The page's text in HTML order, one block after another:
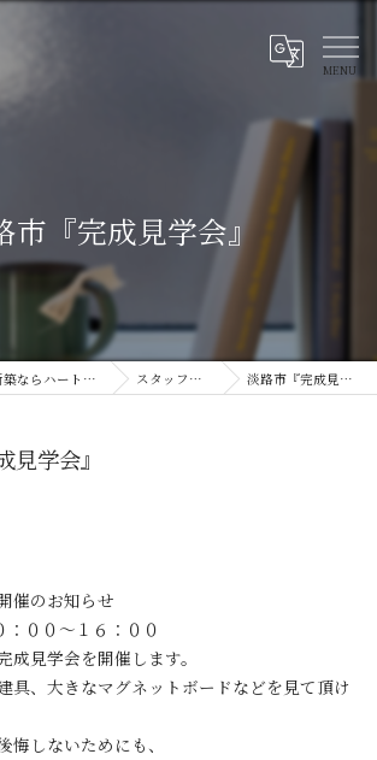
市『完成見学会』
兵庫県淡路島の新築ならハートフルライフ スタッフブログ 淡路市『完成見学会』
見学会』
催のお知らせ
００～１６：００
成見学会を開催します。
具、大きなマグネットボードなどを見て頂け
悔しないためにも、